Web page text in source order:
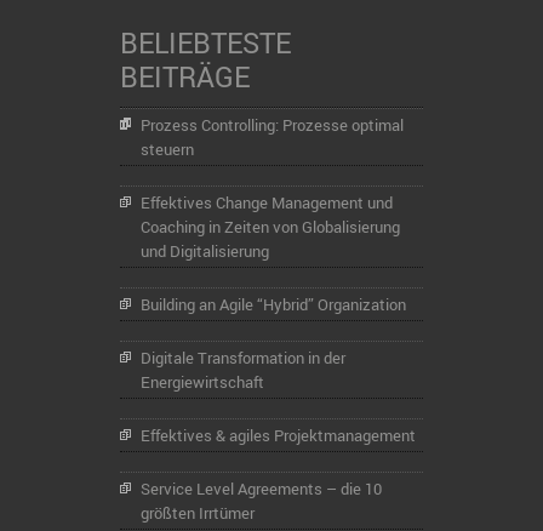
BELIEBTESTE
BEITRÄGE
Prozess Controlling: Prozesse optimal
steuern
Effektives Change Management und
Coaching in Zeiten von Globalisierung
und Digitalisierung
Building an Agile “Hybrid” Organization
Digitale Transformation in der
Energiewirtschaft
Effektives & agiles Projektmanagement
Service Level Agreements – die 10
größten Irrtümer